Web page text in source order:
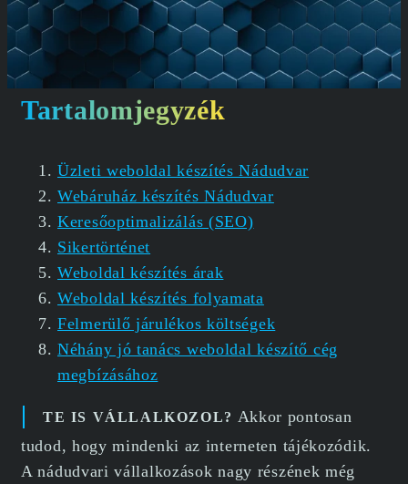
Tartalomjegyzék
Üzleti weboldal készítés Nádudvar
Webáruház készítés Nádudvar
Keresőoptimalizálás (SEO)
Sikertörténet
Weboldal készítés árak
Weboldal készítés folyamata
Felmerülő járulékos költségek
Néhány jó tanács weboldal készítő cég
megbízásához
TE IS VÁLLALKOZOL? Akkor pontosan
tudod, hogy mindenki az interneten tájékozódik.
A nádudvari vállalkozások nagy részének még